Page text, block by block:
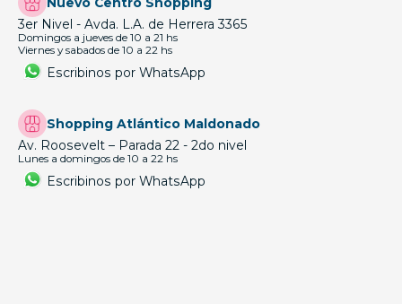
3er Nivel - Avda. L.A. de Herrera 3365
Domingos a jueves de 10 a 21 hs
Viernes y sabados de 10 a 22 hs
Escribinos por WhatsApp
Shopping Atlántico Maldonado
Av. Roosevelt – Parada 22 - 2do nivel
Lunes a domingos de 10 a 22 hs
Escribinos por WhatsApp